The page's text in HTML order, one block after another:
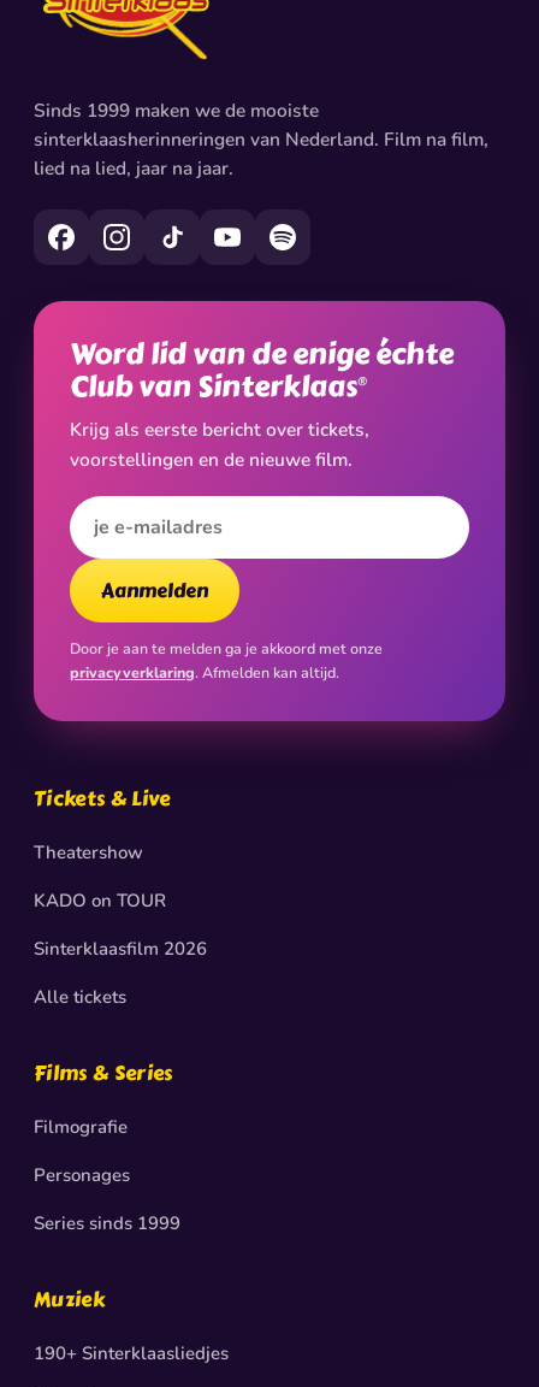
Sinds 1999 maken we de mooiste
sinterklaasherinneringen van Nederland. Film na film,
lied na lied, jaar na jaar.
Word lid van de enige échte
Club van Sinterklaas®
Krijg als eerste bericht over tickets,
voorstellingen en de nieuwe film.
E-mailadres
Aanmelden
Door je aan te melden ga je akkoord met onze
privacyverklaring. Afmelden kan altijd.
Tickets & Live
Theatershow
KADO on TOUR
Sinterklaasfilm 2026
Alle tickets
Films & Series
Filmografie
Personages
Series sinds 1999
Muziek
190+ Sinterklaasliedjes